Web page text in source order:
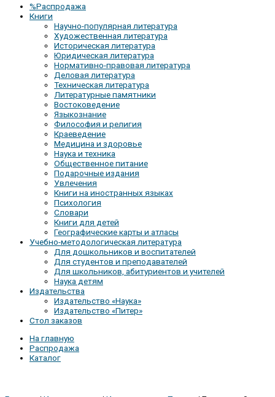
%Распродажа
Книги
Научно-популярная литература
Художественная литература
Историческая литература
Юридическая литература
Нормативно-правовая литература
Деловая литература
Техническая литература
Литературные памятники
Востоковедение
Языкознание
Философия и религия
Краеведение
Медицина и здоровье
Наука и техника
Общественное питание
Подарочные издания
Увлечения
Книги на иностранных языках
Психология
Словари
Книги для детей
Географические карты и атласы
Учебно-методологическая литература
Для дошкольников и воспитателей
Для студентов и преподавателей
Для школьников, абитуриентов и учителей
Наука детям
Издательства
Издательство «Наука»
Издательство «Питер»
Стол заказов
На главную
Распродажа
Каталог